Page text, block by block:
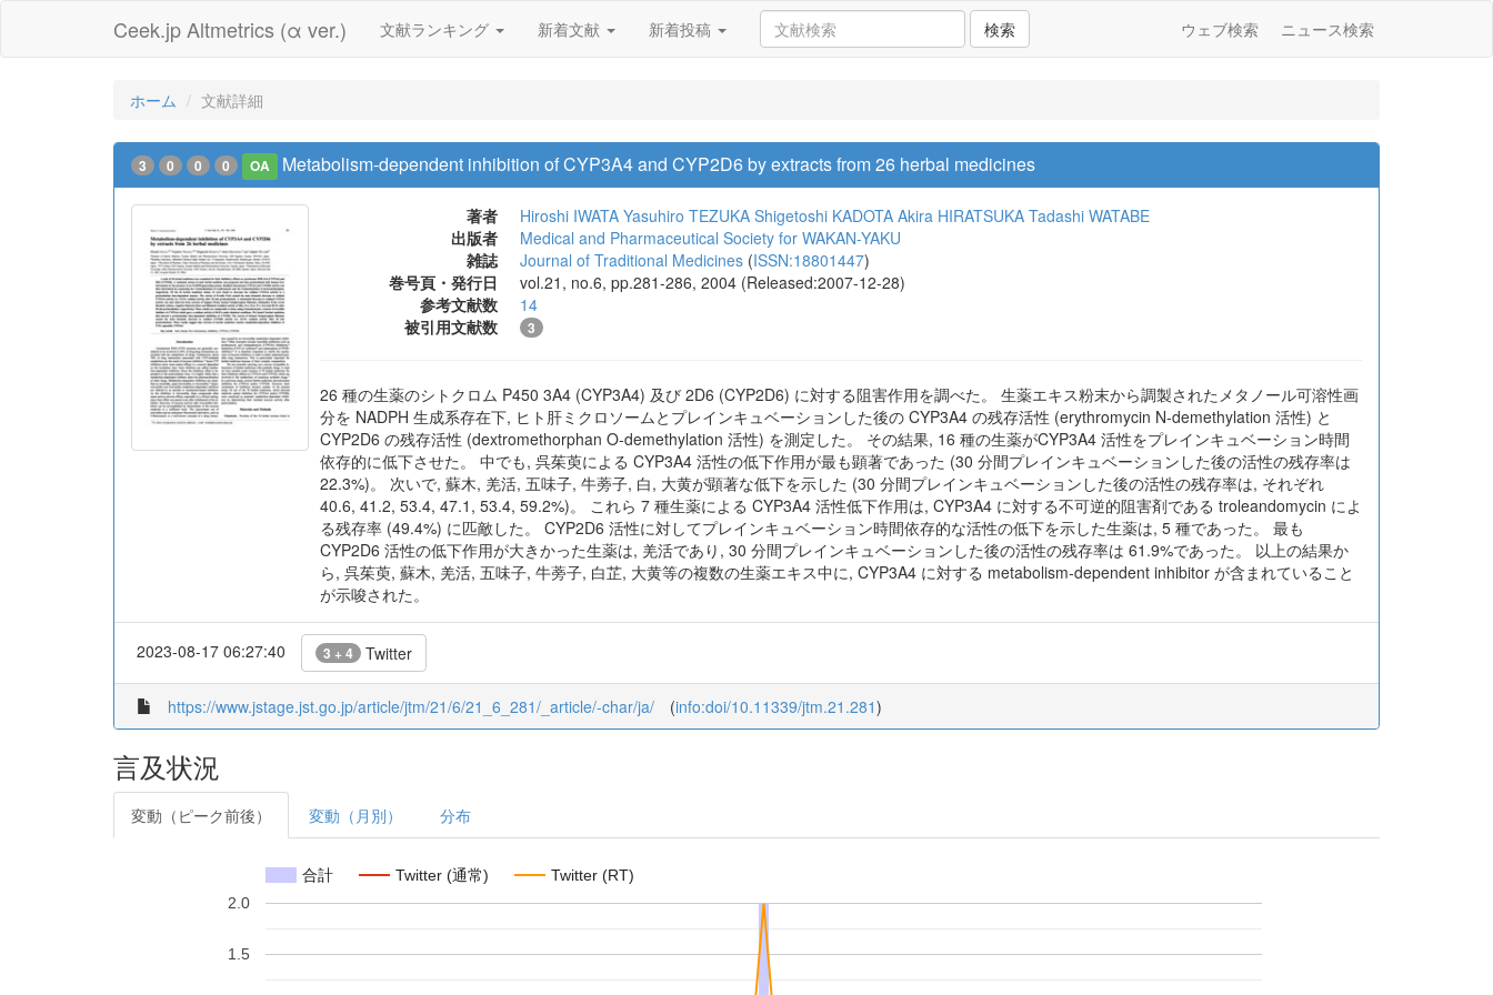
Ceek.jp Altmetrics (α ver.) 文献ランキング 新着文献 新着投稿 検索 ウェブ検索 ニュース検索
ホーム 文献詳細
3 0 0 0 OA Metabolism-dependent inhibition of CYP3A4 and CYP2D6 by extracts from 26 herbal medicines
著者 Hiroshi IWATA Yasuhiro TEZUKA Shigetoshi KADOTA Akira HIRATSUKA Tadashi WATABE
出版者
Medical and Pharmaceutical Society for WAKAN-YAKU
雑誌
Journal of Traditional Medicines (ISSN:18801447)
巻号頁・発行日
vol.21, no.6, pp.281-286, 2004 (Released:2007-12-28)
参考文献数
14
被引用文献数
3
26 種の生薬のシトクロム P450 3A4 (CYP3A4) 及び 2D6 (CYP2D6) に対する阻害作用を調べた。 生薬エキス粉末から調製されたメタノール可溶性画
分を NADPH 生成系存在下, ヒト肝ミクロソームとプレインキュベーションした後の CYP3A4 の残存活性 (erythromycin N-demethylation 活性) と
CYP2D6 の残存活性 (dextromethorphan O-demethylation 活性) を測定した。 その結果, 16 種の生薬がCYP3A4 活性をプレインキュベーション時間
依存的に低下させた。 中でも, 呉茱萸による CYP3A4 活性の低下作用が最も顕著であった (30 分間プレインキュベーションした後の活性の残存率は
22.3%)。 次いで, 蘇木, 羌活, 五味子, 牛蒡子, 白, 大黄が顕著な低下を示した (30 分間プレインキュベーションした後の活性の残存率は, それぞれ
40.6, 41.2, 53.4, 47.1, 53.4, 59.2%)。 これら 7 種生薬による CYP3A4 活性低下作用は, CYP3A4 に対する不可逆的阻害剤である troleandomycin によ
る残存率 (49.4%) に匹敵した。 CYP2D6 活性に対してプレインキュベーション時間依存的な活性の低下を示した生薬は, 5 種であった。 最も
CYP2D6 活性の低下作用が大きかった生薬は, 羌活であり, 30 分間プレインキュベーションした後の活性の残存率は 61.9%であった。 以上の結果か
ら, 呉茱萸, 蘇木, 羌活, 五味子, 牛蒡子, 白芷, 大黄等の複数の生薬エキス中に, CYP3A4 に対する metabolism-dependent inhibitor が含まれていること
が示唆された。
2023-08-17 06:27:40 3 + 4 Twitter
https://www.jstage.jst.go.jp/article/jtm/21/6/21_6_281/_article/-char/ja/ (info:doi/10.11339/jtm.21.281)
言及状況
変動（ピーク前後） 変動（月別） 分布
合計 Twitter (通常) Twitter (RT)
1.5
2.0